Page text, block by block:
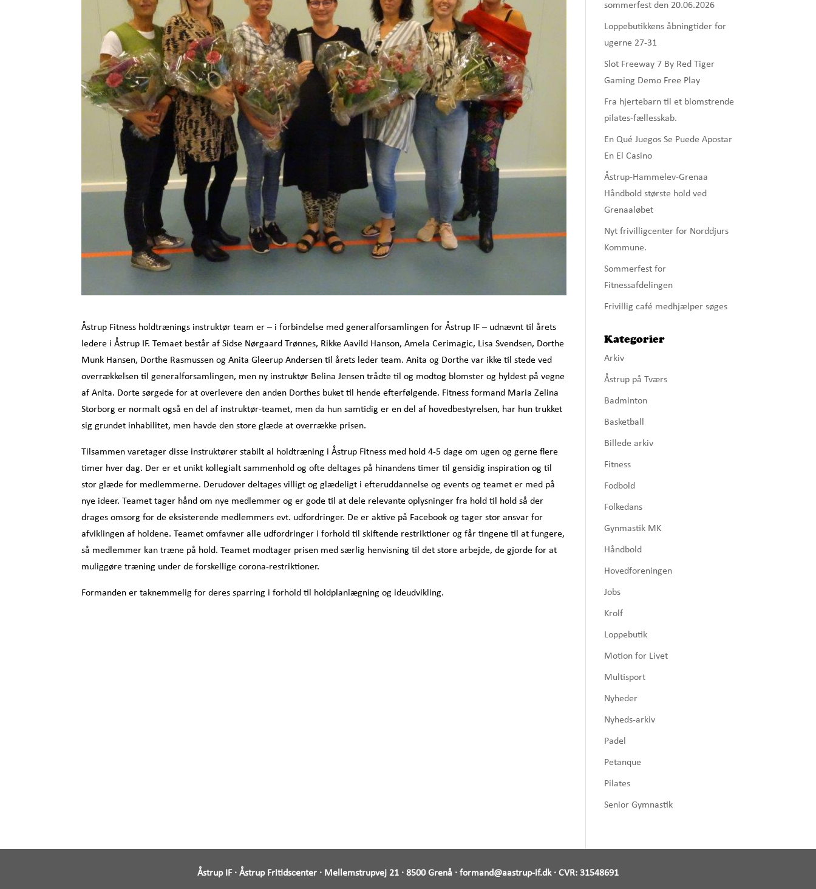
Åstrup Fitness holdtrænings instruktør team er – i forbindelse med generalforsamlingen for Åstrup IF – udnævnt til årets
ledere i Åstrup IF. Temaet består af Sidse Nørgaard Trønnes, Rikke Aavild Hanson, Amela Cerimagic, Lisa Svendsen, Dorthe
Munk Hansen, Dorthe Rasmussen og Anita Gleerup Andersen til årets leder team. Anita og Dorthe var ikke til stede ved
overrækkelsen til generalforsamlingen, men ny instruktør Belina Jensen trådte til og modtog blomster og hyldest på vegne
af Anita. Dorte sørgede for at overlevere den anden Dorthes buket til hende efterfølgende. Fitness formand Maria Zelina
Storborg er normalt også en del af instruktør-teamet, men da hun samtidig er en del af hovedbestyrelsen, har hun trukket
sig grundet inhabilitet, men havde den store glæde at overrække prisen.
Tilsammen varetager disse instruktører stabilt al holdtræning i Åstrup Fitness med hold 4-5 dage om ugen og gerne flere
timer hver dag. Der er et unikt kollegialt sammenhold og ofte deltages på hinandens timer til gensidig inspiration og til
stor glæde for medlemmerne. Derudover deltages villigt og glædeligt i efteruddannelse og events og teamet er med på
nye ideer. Teamet tager hånd om nye medlemmer og er gode til at dele relevante oplysninger fra hold til hold så der
drages omsorg for de eksisterende medlemmers evt. udfordringer. De er aktive på Facebook og tager stor ansvar for
afviklingen af holdene. Teamet omfavner alle udfordringer i forhold til skiftende restriktioner og får tingene til at fungere,
så medlemmer kan træne på hold. Teamet modtager prisen med særlig henvisning til det store arbejde, de gjorde for at
muliggøre træning under de forskellige corona-restriktioner.
Formanden er taknemmelig for deres sparring i forhold til holdplanlægning og ideudvikling.
sommerfest den 20.06.2026
Loppebutikkens åbningtider for
ugerne 27-31
Slot Freeway 7 By Red Tiger
Gaming Demo Free Play
Fra hjertebarn til et blomstrende
pilates-fællesskab.
En Qué Juegos Se Puede Apostar
En El Casino
Åstrup-Hammelev-Grenaa
Håndbold største hold ved
Grenaaløbet
Nyt frivilligcenter for Norddjurs
Kommune.
Sommerfest for
Fitnessafdelingen
Frivillig café medhjælper søges
Kategorier
Arkiv
Åstrup på Tværs
Badminton
Basketball
Billede arkiv
Fitness
Fodbold
Folkedans
Gynmastik MK
Håndbold
Hovedforeningen
Jobs
Krolf
Loppebutik
Motion for Livet
Multisport
Nyheder
Nyheds-arkiv
Padel
Petanque
Pilates
Senior Gymnastik
Åstrup IF · Åstrup Fritidscenter · Mellemstrupvej 21 · 8500 Grenå · formand@aastrup-if.dk· CVR: 31548691